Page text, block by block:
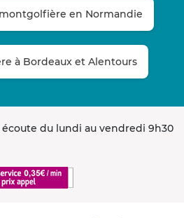
en Normandie
à Bordeaux et Alentours
écoute du lundi au vendredi 9h30